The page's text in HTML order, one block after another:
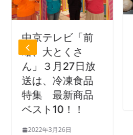
中京テレビ「前
略、大とくさ
ん」３月27日放
送は、冷凍食品
特集 最新商品
ベスト10！！
2022年3月26日